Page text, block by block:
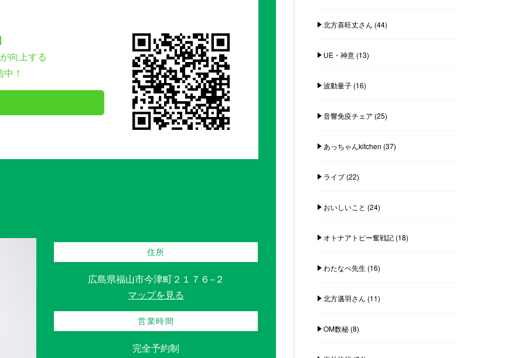
向上する
！
住所
広島県福山市今津町２１７６−２
マップを見る
営業時間
完全予約制
北方喜旺丈さん (44)
UE・神意(13)
波動量子(16)
音響免疫チェア (25)
あっちゃんkitchen (37)
ライブ(22)
おいしいこと (24)
オトナアトピー奮戦記(18)
わたなべ先生 (16)
北方邁羽さん (11)
OM数秘(8)